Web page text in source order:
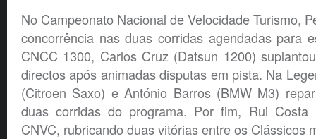
No Campeonato Nacional de Velocidade Turismo,
concorrência nas duas corridas agendadas para
CNCC 1300, Carlos Cruz (Datsun 1200)
directos após animadas disputas em pista. Na
(Citroen Saxo) e António Barros (BMW M3)
duas corridas do programa. Por fim, Rui
CNVC, rubricando duas vitórias entre os Clássicos